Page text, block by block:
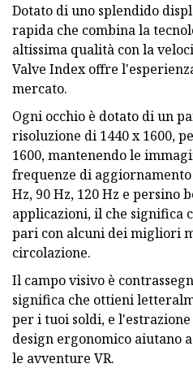
Dotato di uno splendido
rapida che combina la
altissima qualità con la
Valve Index offre
mercato.
Ogni occhio è dotato di un
risoluzione di 1440 x 1600,
1600, mantenendo le
frequenze di
Hz, 90 Hz, 120 Hz e persino
applicazioni, il che significa
pari con alcuni dei migliori
circolazione.
Il campo visivo è
significa che ottieni
per i tuoi soldi, e
design ergonomico aiutano
le avventure VR.